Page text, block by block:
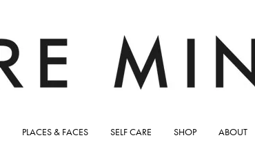
PLACES & FACES SELF CARE SHOP ABOUT